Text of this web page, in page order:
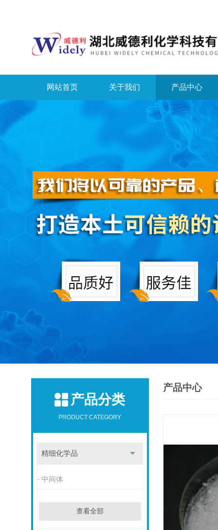
网站首页 关于我们 产品中心
产品分类
PRODUCT CATEGORY
精细化学品
中间体
查看全部
产品中心